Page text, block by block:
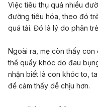
Việc tiêu thụ quá nhiều
đường tiêu hóa, theo đó
quá tải. Đó là lý do phân
Ngoài ra, mẹ còn thấy con
thể quấy khóc do đau
nhận biết là con khóc to,
để cảm thấy dễ chịu hơn.